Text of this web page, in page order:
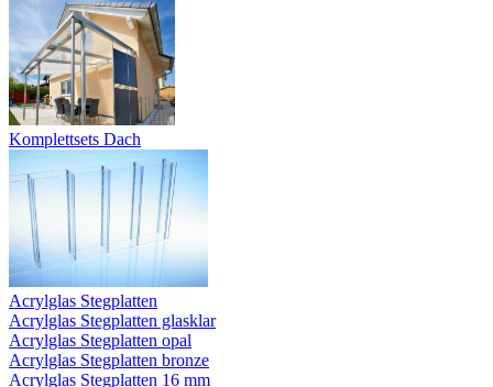
Komplettsets Dach
Acrylglas Stegplatten
Acrylglas Stegplatten glasklar
Acrylglas Stegplatten opal
Acrylglas Stegplatten bronze
Acrylglas Stegplatten 16 mm